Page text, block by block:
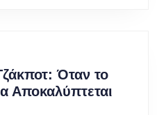
Όταν το
Αποκαλύπτεται